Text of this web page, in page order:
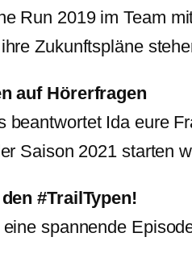
Run 2019 im Team
Zukunftspläne
auf Hörerfragen
beantwortet Ida eure
Saison 2021 starten
#TrailTypen!
spannende